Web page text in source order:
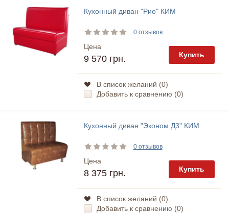
Кухонный диван "Рио" КИМ
0 отзывов
Цена
9 570 грн. Купить
В список желаний (0)
Добавить к сравнению (0)
Кухонный диван "Эконом Д3" КИМ
0 отзывов
Цена
8 375 грн. Купить
В список желаний (0)
Добавить к сравнению (0)